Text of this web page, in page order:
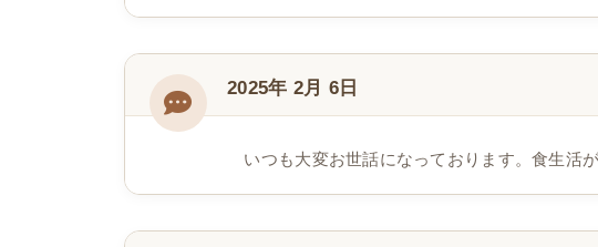
2025年 2月 6日
いつも大変お世話になっております。食生活